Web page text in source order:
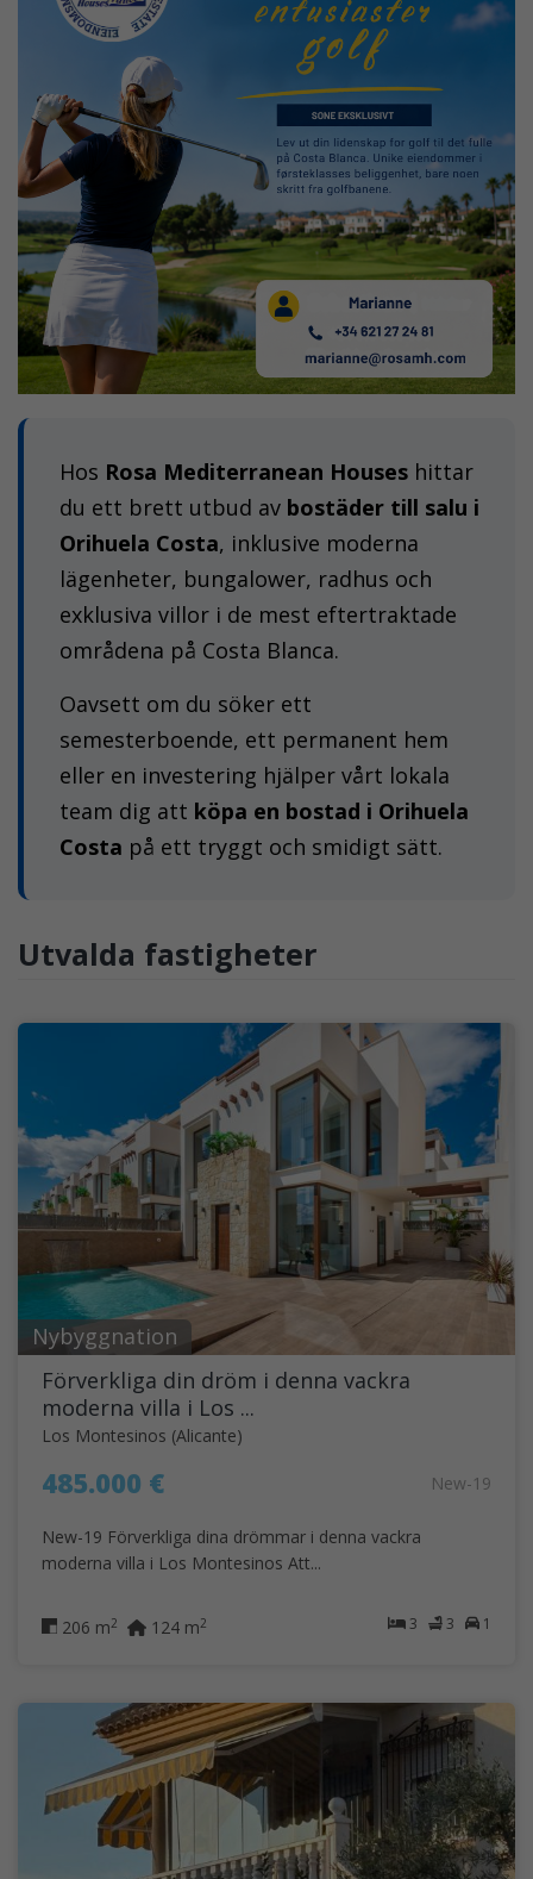
Hos Rosa Mediterranean Houses hittar
du ett brett utbud av bostäder till salu i
Orihuela Costa, inklusive moderna
lägenheter, bungalower, radhus och
exklusiva villor i de mest eftertraktade
områdena på Costa Blanca.
Oavsett om du söker ett
semesterboende, ett permanent hem
eller en investering hjälper vårt lokala
team dig att köpa en bostad i Orihuela
Costa på ett tryggt och smidigt sätt.
Utvalda fastigheter
Nybyggnation
Förverkliga din dröm i denna vackra
moderna villa i Los ...
Los Montesinos (Alicante)
485.000 € New-19
New-19 Förverkliga dina drömmar i denna vackra
moderna villa i Los Montesinos Att...
3 3 1
206 m2 124 m2